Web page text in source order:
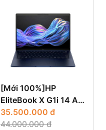
[Mới 100%]HP
EliteBook X G1i 14 AI
(2025)
35.500.000 đ
44.000.000 đ